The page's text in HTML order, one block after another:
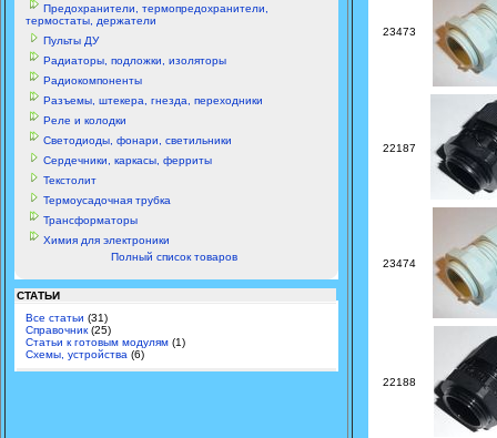
Предохранители, термопредохранители,
термостаты, держатели
Пульты ДУ
Радиаторы, подложки, изоляторы
Радиокомпоненты
Разъемы, штекера, гнезда, переходники
Реле и колодки
Светодиоды, фонари, светильники
Сердечники, каркасы, ферриты
Текстолит
Термоусадочная трубка
Трансформаторы
Химия для электроники
Полный список товаров
СТАТЬИ
Все статьи (31)
Справочник (25)
Статьи к готовым модулям (1)
Схемы, устройства (6)
23473
22187
23474
22188